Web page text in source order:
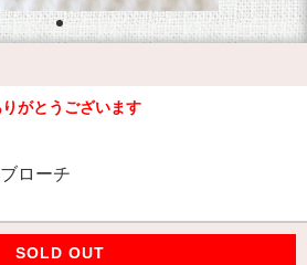
がとうございます
SOLD OUT